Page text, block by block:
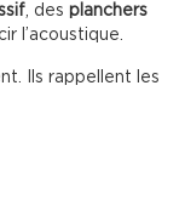
, des planchers
l’acoustique.
Ils rappellent les